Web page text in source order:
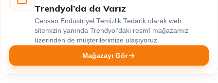
Trendyol’da da Varız
Censan Endüstriyel Temizlik Tedarik olarak web
sitemizin yanında Trendyol’daki resmî mağazamız
üzerinden de müşterilerimize ulaşıyoruz.
Mağazayı Gör